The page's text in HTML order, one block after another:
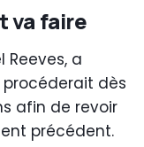
va faire
Reeves, a
dès
afin de revoir
précédent.